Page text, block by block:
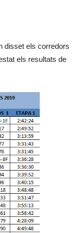
disset els corredors
els resultats de